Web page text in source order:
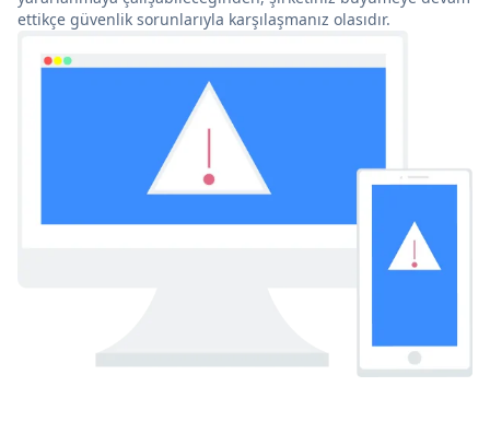
ettikçe güvenlik sorunlarıyla karşılaşmanız olasıdır.